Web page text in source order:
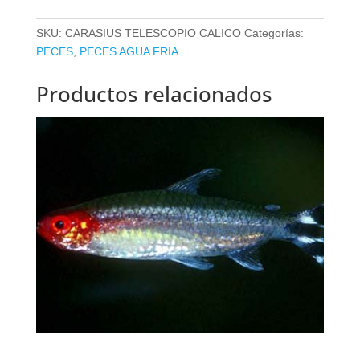
SKU: CARASIUS TELESCOPIO CALICO Categorías:
PECES, PECES AGUA FRIA
Productos relacionados